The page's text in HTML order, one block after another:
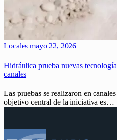
Locales mayo 22, 2026
Hidráulica prueba nuevas
canales
Las pruebas se realizaron en
objetivo central de la iniciativa es…